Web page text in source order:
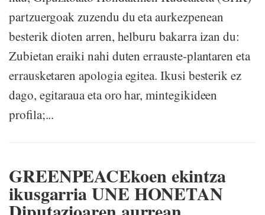
partzuergoak zuzendu du eta aurkezpenean
besterik dioten arren, helburu bakarra izan du:
Zubietan eraiki nahi duten errauste-plantaren eta
errausketaren apologia egitea. Ikusi besterik ez
dago, egitaraua eta oro har, mintegikideen
profila;...
GREENPEACEkoen ekintza
ikusgarria UNE HONETAN